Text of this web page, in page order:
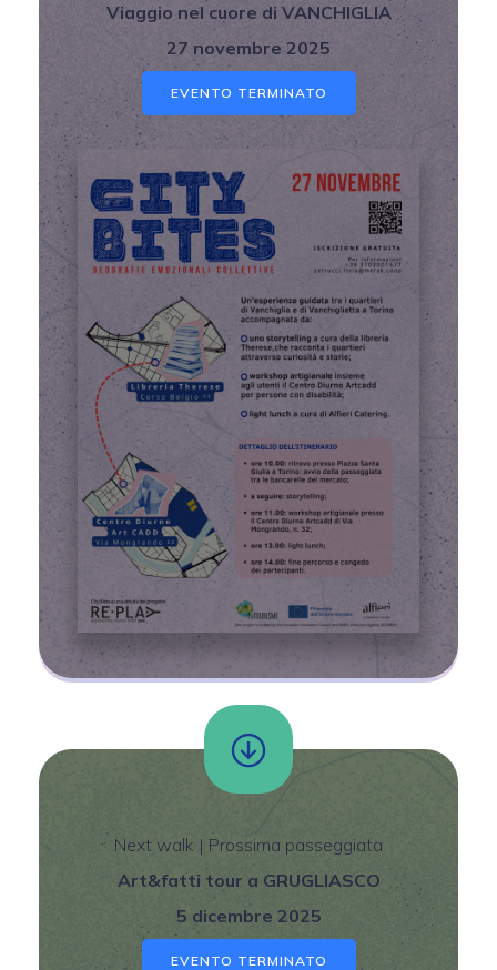
Viaggio nel cuore di VANCHIGLIA
27 novembre 2025
EVENTO TERMINATO
Next walk | Prossima passeggiata
Art&fatti tour a GRUGLIASCO
5 dicembre 2025
EVENTO TERMINATO